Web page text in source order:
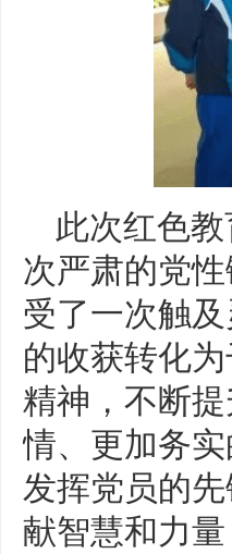
此次红色
次严肃的党
受了一次触
的收获转化
精神，不断
情、更加务
发挥党员的
献智慧和力